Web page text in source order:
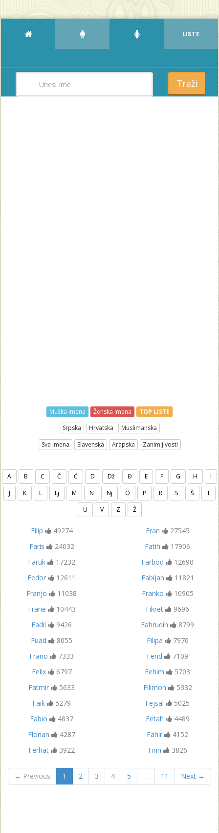
LISTE
Traži
Muška imena Ženska imena
TOP LISTE
Srpska
Hrvatska
Muslimanska
Sva Imena
Slavenska Arapska Zanimljivosti
A B C Č Ć D Dž Đ E F G H
I
J
K L Lj M N Nj O P R S Š
T
U
V Z Ž
Filip 49274 Fran
27545
Faris
24032 Fatih
17906
Faruk
17232 Farbod
12690
Fedor
12611 Fabijan
11821
Franjo
11038 Franko
10905
Frane
10443 Fikret
9696
Fadil
9426 Fahrudin
8799
Fuad
8055 Filipa
7976
Frano
7333 Ferid
7109
Felix
6797 Fehim
5703
Fatmir
5633 Filimon
5332
Faik
5279 Fejsal
5025
Fabio
4837 Fetah
4489
Florian
4287 Fahir
4152
Ferhat
3922 Finn 3826
← Previous 1 2 3 4 5 … 11 Next →